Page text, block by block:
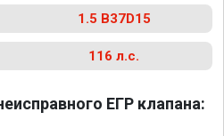
1.5 B37D15
116 л.с.
ЕГР клапана: